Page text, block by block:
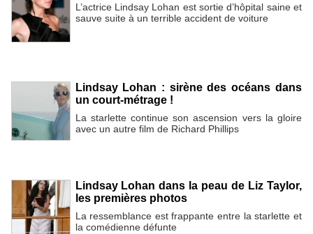
L’actrice Lindsay Lohan est sortie d’hôpital saine et
sauve suite à un terrible accident de voiture
Lindsay Lohan : sirène des océans dans
un court-métrage !
La starlette continue son ascension vers la gloire
avec un autre film de Richard Phillips
Lindsay Lohan dans la peau de Liz Taylor,
les premières photos
La ressemblance est frappante entre la starlette et
la comédienne défunte